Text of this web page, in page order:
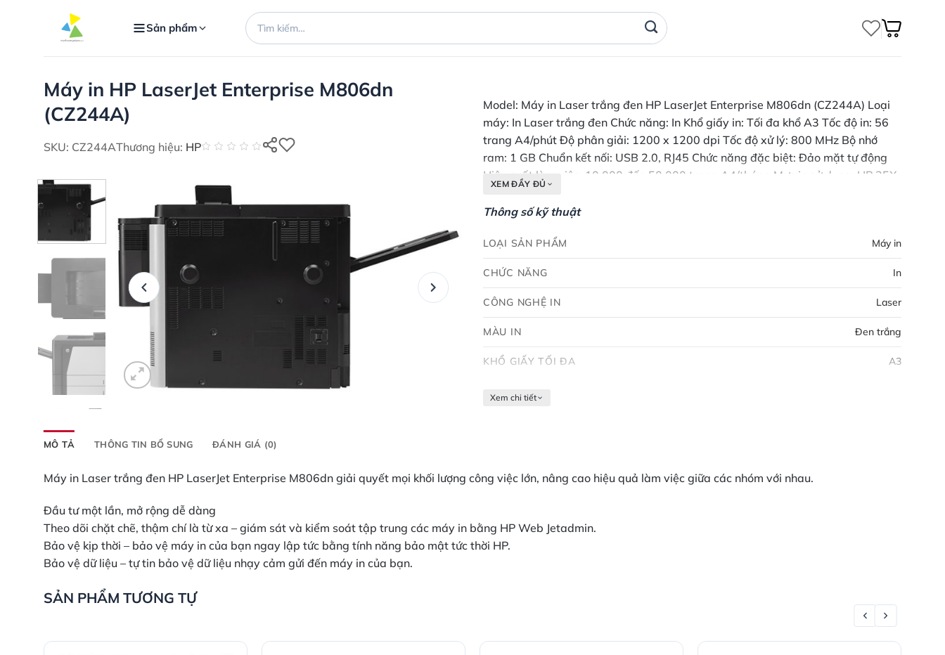
Sản phẩm
Tìm
kiếm:
Máy in HP LaserJet Enterprise M806dn
(CZ244A)
SKU: CZ244AThương hiệu: HP
Model: Máy in Laser trắng đen HP LaserJet Enterprise M806dn (CZ244A) Loại
máy: In Laser trắng đen Chức năng: In Khổ giấy in: Tối đa khổ A3 Tốc độ in: 56
trang A4/phút Độ phân giải: 1200 x 1200 dpi Tốc độ xử lý: 800 MHz Bộ nhớ
ram: 1 GB Chuẩn kết nối: USB 2.0, RJ45 Chức năng đặc biệt: Đảo mặt tự động
Hiệu suất làm việc: 10.000 đến 50.000 trang A4/tháng Mực in sử dụng: HP 25X
năm Giao hàng: Miễn phí TPHCM Ghi Chú: Mã hàng dự án - Cần cung cấp thông
XEM ĐẦY ĐỦ
Thông số kỹ thuật
LOẠI SẢN PHẨM Máy in
CHỨC NĂNG In
CÔNG NGHỆ IN Laser
MÀU IN Đen trắng
KHỔ GIẤY TỐI ĐA A3
Xem chi tiết
MÔ TẢ THÔNG TIN BỔ SUNG ĐÁNH GIÁ (0)
Máy in Laser trắng đen HP LaserJet Enterprise M806dn giải quyết mọi khối lượng công việc lớn, nâng cao hiệu quả làm việc giữa các nhóm với nhau.
Đầu tư một lần, mở rộng dễ dàng
Theo dõi chặt chẽ, thậm chí là từ xa – giám sát và kiểm soát tập trung các máy in bằng HP Web Jetadmin.
Bảo vệ kịp thời – bảo vệ máy in của bạn ngay lập tức bằng tính năng bảo mật tức thời HP.
Bảo vệ dữ liệu – tự tin bảo vệ dữ liệu nhạy cảm gửi đến máy in của bạn.
SẢN PHẨM TƯƠNG TỰ